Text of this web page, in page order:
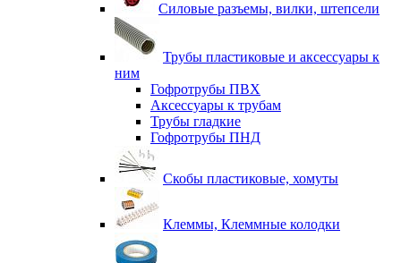
Силовые разъемы, вилки, штепсели
Трубы пластиковые и аксессуары к
ним
Гофротрубы ПВХ
Аксессуары к трубам
Трубы гладкие
Гофротрубы ПНД
Скобы пластиковые, хомуты
Клеммы, Клеммные колодки